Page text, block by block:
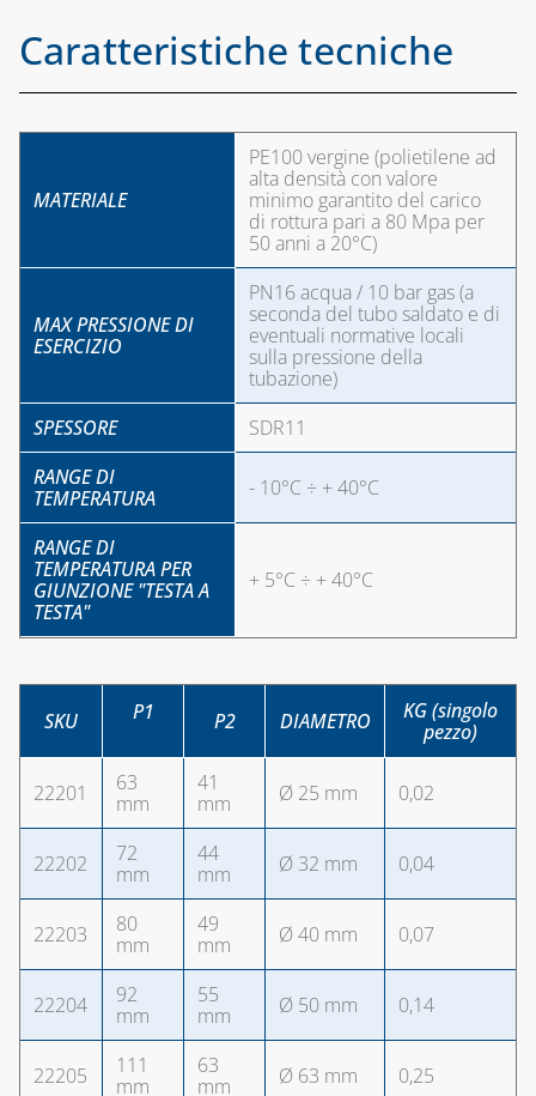
Caratteristiche tecniche
MATERIALE
PE100 vergine (polietilene ad
alta densità con valore
minimo garantito del carico
di rottura pari a 80 Mpa per
50 anni a 20°C)
MAX PRESSIONE DI
ESERCIZIO
PN16 acqua / 10 bar gas (a
seconda del tubo saldato e di
eventuali normative locali
sulla pressione della
tubazione)
SPESSORE
SDR11
RANGE DI
TEMPERATURA
- 10°C ÷ + 40°C
RANGE DI
TEMPERATURA PER
GIUNZIONE "TESTA A
TESTA"
+ 5°C ÷ + 40°C
SKU P1 P2 DIAMETRO
KG (singolo
pezzo)
22201
63
mm
41
mm
Ø 25 mm 0,02
22202
72
mm
44
mm
Ø 32 mm 0,04
22203
80
mm
49
mm
Ø 40 mm 0,07
22204
92
mm
55
mm
Ø 50 mm 0,14
22205
111
mm
63
mm
Ø 63 mm 0,25